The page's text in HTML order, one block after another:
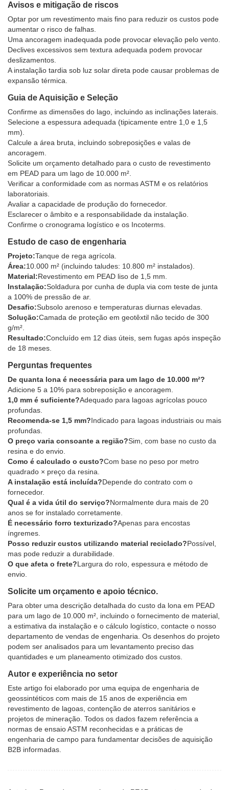
Avisos e mitigação de riscos
Optar por um revestimento mais fino para reduzir os custos pode
aumentar o risco de falhas.
Uma ancoragem inadequada pode provocar elevação pelo vento.
Declives excessivos sem textura adequada podem provocar
deslizamentos.
A instalação tardia sob luz solar direta pode causar problemas de
expansão térmica.
Guia de Aquisição e Seleção
Confirme as dimensões do lago, incluindo as inclinações laterais.
Selecione a espessura adequada (tipicamente entre 1,0 e 1,5
mm).
Calcule a área bruta, incluindo sobreposições e valas de
ancoragem.
Solicite um orçamento detalhado para o custo de revestimento
em PEAD para um lago de 10.000 m².
Verificar a conformidade com as normas ASTM e os relatórios
laboratoriais.
Avaliar a capacidade de produção do fornecedor.
Esclarecer o âmbito e a responsabilidade da instalação.
Confirme o cronograma logístico e os Incoterms.
Estudo de caso de engenharia
Projeto:Tanque de rega agrícola.
Área:10.000 m² (incluindo taludes: 10.800 m² instalados).
Material:Revestimento em PEAD liso de 1,5 mm.
Instalação:Soldadura por cunha de dupla via com teste de junta
a 100% de pressão de ar.
Desafio:Subsolo arenoso e temperaturas diurnas elevadas.
Solução:Camada de proteção em geotêxtil não tecido de 300
g/m².
Resultado:Concluído em 12 dias úteis, sem fugas após inspeção
de 18 meses.
Perguntas frequentes
De quanta lona é necessária para um lago de 10.000 m²?
Adicione 5 a 10% para sobreposição e ancoragem.
1,0 mm é suficiente?Adequado para lagoas agrícolas pouco
profundas.
Recomenda-se 1,5 mm?Indicado para lagoas industriais ou mais
profundas.
O preço varia consoante a região?Sim, com base no custo da
resina e do envio.
Como é calculado o custo?Com base no peso por metro
quadrado × preço da resina.
A instalação está incluída?Depende do contrato com o
fornecedor.
Qual é a vida útil do serviço?Normalmente dura mais de 20
anos se for instalado corretamente.
É necessário forro texturizado?Apenas para encostas
íngremes.
Posso reduzir custos utilizando material reciclado?Possível,
mas pode reduzir a durabilidade.
O que afeta o frete?Largura do rolo, espessura e método de
envio.
Solicite um orçamento e apoio técnico.
Para obter uma descrição detalhada do custo da lona em PEAD
para um lago de 10.000 m², incluindo o fornecimento de material,
a estimativa da instalação e o cálculo logístico, contacte o nosso
departamento de vendas de engenharia. Os desenhos do projeto
podem ser analisados ​​para um levantamento preciso das
quantidades e um planeamento otimizado dos custos.
Autor e experiência no setor
Este artigo foi elaborado por uma equipa de engenharia de
geossintéticos com mais de 15 anos de experiência em
revestimento de lagoas, contenção de aterros sanitários e
projetos de mineração. Todos os dados fazem referência a
normas de ensaio ASTM reconhecidas e a práticas de
engenharia de campo para fundamentar decisões de aquisição
B2B informadas.